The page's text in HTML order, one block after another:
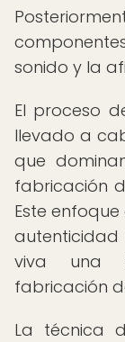
sonido y la
El proceso
llevado a
que
fabricación
Este
viva una
fabricación
La técnica